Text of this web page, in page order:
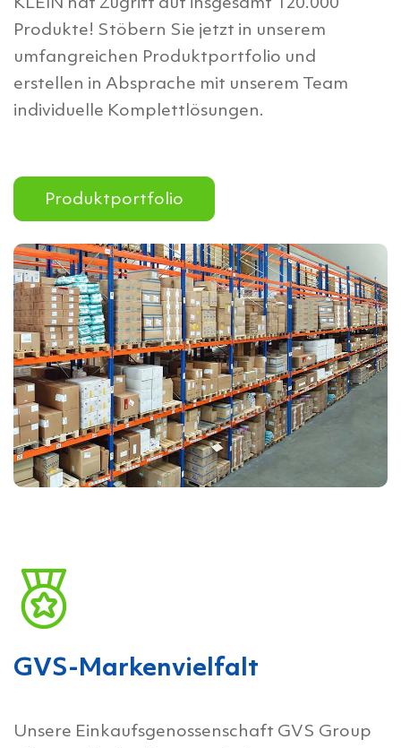
KLEIN hat Zugriff auf insgesamt 120.000
Produkte! Stöbern Sie jetzt in unserem
umfangreichen Produktportfolio und
erstellen in Absprache mit unserem Team
individuelle Komplettlösungen.
Produktportfolio
GVS-Markenvielfalt
Unsere Einkaufsgenossenschaft GVS Group